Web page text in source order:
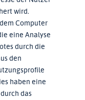
wird.
Computer
eine Analyse
durch die
den
haben eine
das